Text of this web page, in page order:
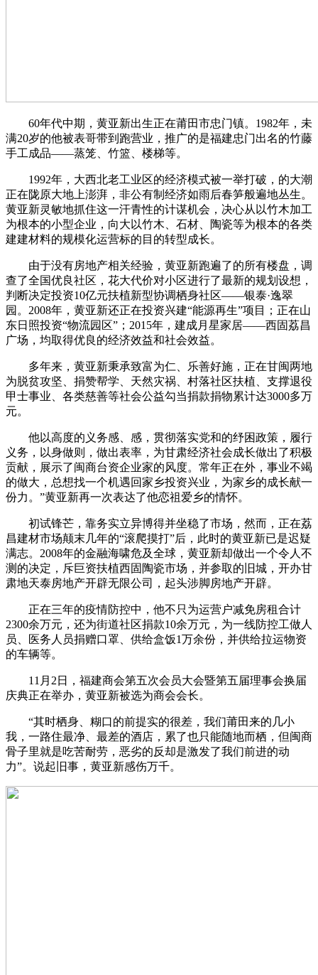
60年代中期，黄亚新出生正在莆田市忠门镇。1982年，未
满20岁的他被表哥带到跑营业，推广的是福建忠门出名的竹藤
手工成品——蒸笼、竹篮、楼梯等。
1992年，大西北老工业区的经济模式被一举打破，的大潮
正在陇原大地上澎湃，非公有制经济如雨后春笋般遍地丛生。
黄亚新灵敏地抓住这一汗青性的计谋机会，决心从以竹木加工
为根本的小型企业，向大以竹木、石材、陶瓷等为根本的各类
建建材料的规模化运营标的目的转型成长。
由于没有房地产相关经验，黄亚新跑遍了的所有楼盘，调
查了全国优良社区，花大代价对小区进行了最新的规划设想，
判断决定投资10亿元扶植新型协调栖身社区——银泰·逸翠
园。2008年，黄亚新还正在投资兴建“能源再生”项目；正在山
东日照投资“物流园区”；2015年，建成月星家居——西固荔昌
广场，均取得优良的经济效益和社会效益。
多年来，黄亚新秉承致富为仁、乐善好施，正在甘闽两地
为脱贫攻坚、捐赞帮学、天然灾祸、村落社区扶植、支撑退役
甲士事业、各类慈善等社会公益勾当捐款捐物累计达3000多万
元。
他以高度的义务感、感，贯彻落实党和的纾困政策，履行
义务，以身做则，做出表率，为甘肃经济社会成长做出了积极
贡献，展示了闽商台资企业家的风度。常年正在外，事业不竭
的做大，总想找一个机遇回家乡投资兴业，为家乡的成长献一
份力。”黄亚新再一次表达了他恋祖爱乡的情怀。
初试锋芒，靠务实立异博得并坐稳了市场，然而，正在荔
昌建材市场颠末几年的“滚爬摸打”后，此时的黄亚新已是迟疑
满志。2008年的金融海啸危及全球，黄亚新却做出一个令人不
测的决定，斥巨资扶植西固陶瓷市场，并参取的旧城，开办甘
肃地天泰房地产开辟无限公司，起头涉脚房地产开辟。
正在三年的疫情防控中，他不只为运营户减免房租合计
2300余万元，还为街道社区捐款10余万元，为一线防控工做人
员、医务人员捐赠口罩、供给盒饭1万余份，并供给拉运物资
的车辆等。
11月2日，福建商会第五次会员大会暨第五届理事会换届
庆典正在举办，黄亚新被选为商会会长。
“其时栖身、糊口的前提实的很差，我们莆田来的几小
我，一路住最净、最差的酒店，累了也只能随地而栖，但闽商
骨子里就是吃苦耐劳，恶劣的反却是激发了我们前进的动
力”。说起旧事，黄亚新感伤万千。